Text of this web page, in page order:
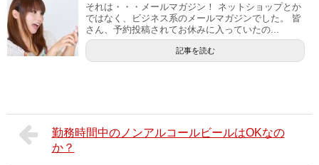
それは・・・メールマガジン！ ネットショップとか
ではなく、ビジネス系のメールマガジンでした。 皆
さん、予約投稿されてお休みに入っていたの...
記事を読む
勤務時間中のノンアルコールビールはOKなの
か？